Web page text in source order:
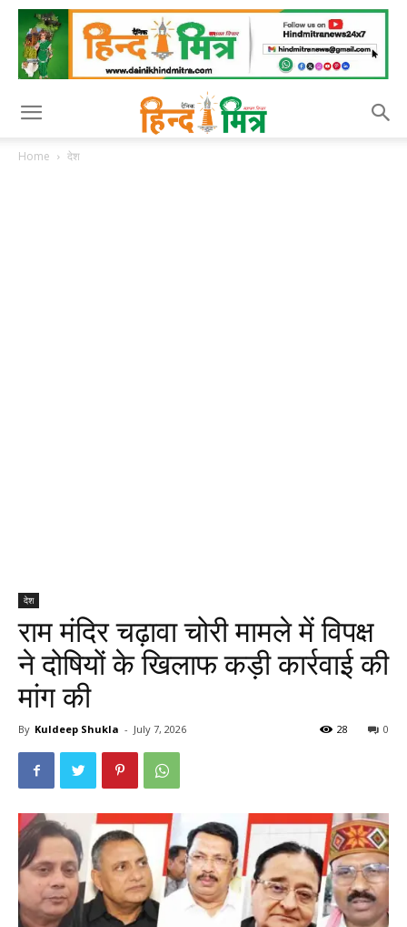
Home देश
देश
राम मंदिर चढ़ावा चोरी मामले में विपक्ष
ने दोषियों के खिलाफ कड़ी कार्रवाई की
मांग की
By Kuldeep Shukla - July 7, 2026 0
28